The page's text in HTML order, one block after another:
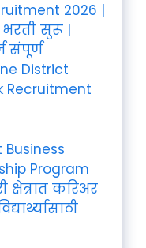
2026 |
सुरू |
संपूर्ण
District
Recruitment
Business
Program
करिअर